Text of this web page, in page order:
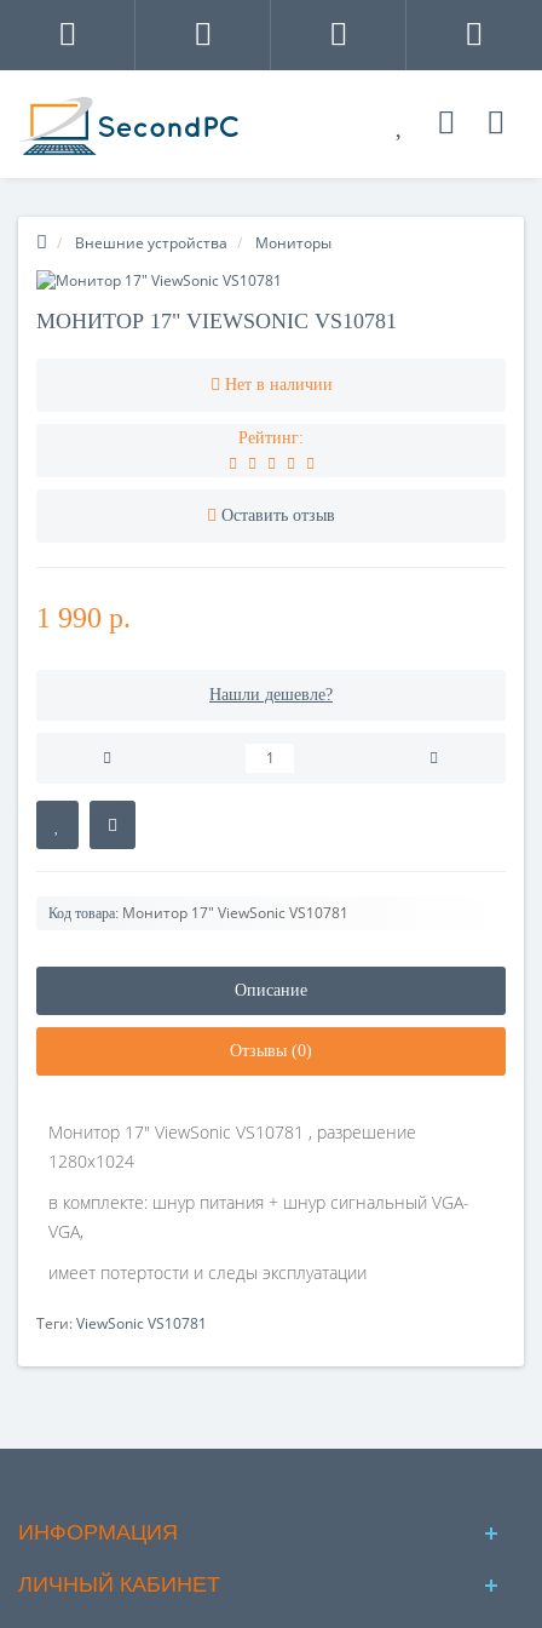
Внешние устройства Мониторы
МОНИТОР 17" VIEWSONIC VS10781
Нет в наличии
Рейтинг:
Оставить отзыв
1 990 р.
Нашли дешевле?
Код товара: Монитор 17" ViewSonic VS10781
Описание
Отзывы (0)
Монитор 17" ViewSonic VS10781 , разрешение
1280х1024
в комплекте: шнур питания + шнур сигнальный VGA-
VGA,
имеет потертости и следы эксплуатации
Теги:ViewSonic VS10781
ИНФОРМАЦИЯ
ЛИЧНЫЙ КАБИНЕТ